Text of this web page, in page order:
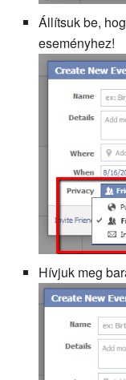
Állítsuk be,
eseményhez!
Hívjuk meg